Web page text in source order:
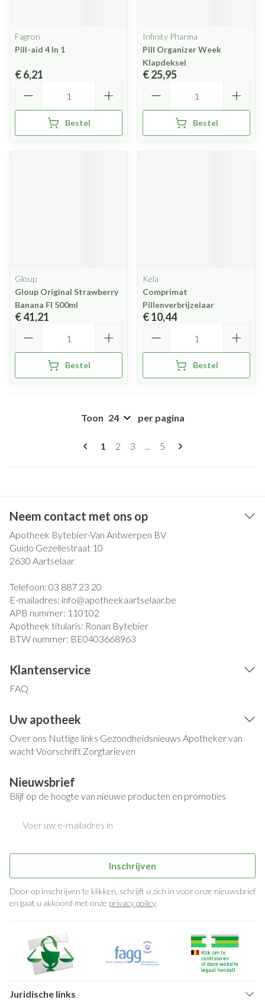
Fagron
Pill-aid 4 In 1
€ 6,21
Bestel
Infinity Pharma
Pill Organizer Week
Klapdeksel
€ 25,95
Bestel
Gloup
Gloup Original Strawberry
Banana Fl 500ml
€ 41,21
Bestel
Kela
Comprimat
Pillenverbrijzelaar
€ 10,44
Bestel
Pagina's
U lees momenteel pagina
1 Pagina
2 Pagina
3 ... Pagina
5
Toon per pagina
Neem contact met ons op
Apotheek Bytebier-Van Antwerpen BV
Guido Gezellestraat 10
2630 Aartselaar
Telefoon: 03 887 23 20
E-mailadres: info@apotheekaartselaar.be
APB nummer: 110102
Apotheek titularis: Ronan Bytebier
BTW nummer: BE0403668963
Klantenservice
FAQ
Uw apotheek
Over ons Nuttige links Gezondheidsnieuws Apotheker van
wachtVoorschrift Zorgtarieven
Nieuwsbrief
Blijf op de hoogte van nieuwe producten en promoties
Inschrijven
Door op inschrijven te klikken, schrijft u zich in voor onze nieuwsbrief
en gaat u akkoord met onze privacy policy.
Juridische links